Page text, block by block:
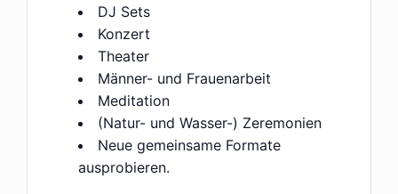
DJ Sets
Konzert
Theater
Männer- und Frauenarbeit
Meditation
(Natur- und Wasser-) Zeremonien
Neue gemeinsame Formate
ausprobieren.